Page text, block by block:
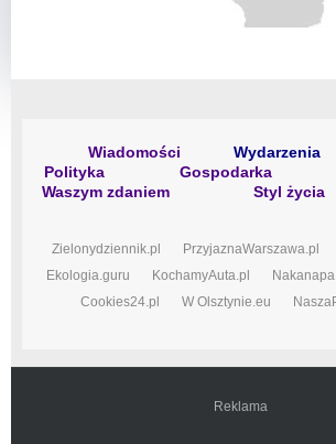
Wiadomości Wydarzenia
Polityka
Gospodarka
Waszym zdaniem
Styl
Zielonydziennik.pl PrzyjaznaWarszawa.pl
Ekologia.guru
KochamyAuta.pl
Cookies24.pl
W Olsztynie.eu
Reklama